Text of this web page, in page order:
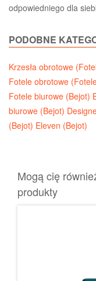
odpowiedniego dla
PODOBNE
Krzesła obrotowe
Fotele obrotowe
Fotele biurowe (Bejot)
biurowe (Bejot)
(Bejot) Eleven (Bejot)
Mogą cię
produkty